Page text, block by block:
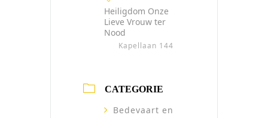
Heiligdom Onze
Lieve Vrouw ter
Nood
Kapellaan 144
CATEGORIE
Bedevaart en